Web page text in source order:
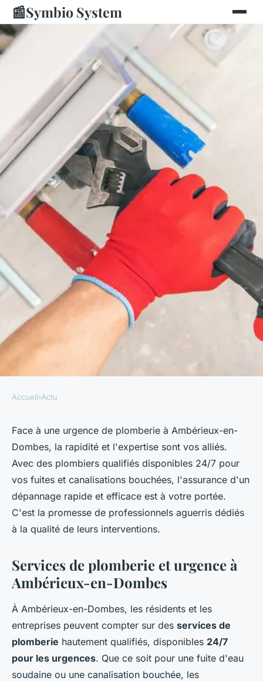
📰Symbio System
Votre plombier de confiance à
Ambérieux-en-Dombes
hippolyte•17 mai 2024•2 min de lecture
Accueil›Actu
Face à une urgence de plomberie à Ambérieux-en-
Dombes, la rapidité et l'expertise sont vos alliés.
Avec des plombiers qualifiés disponibles 24/7 pour
vos fuites et canalisations bouchées, l'assurance d'un
dépannage rapide et efficace est à votre portée.
C'est la promesse de professionnels aguerris dédiés
à la qualité de leurs interventions.
Services de plomberie et urgence à
Ambérieux-en-Dombes
À Ambérieux-en-Dombes, les résidents et les
entreprises peuvent compter sur des services de
plomberie hautement qualifiés, disponibles 24/7
pour les urgences. Que ce soit pour une fuite d'eau
soudaine ou une canalisation bouchée, les